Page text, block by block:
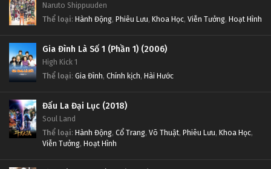
Naruto Shippuuden
Thể loại: Hành Động, Phiêu Lưu, Khoa Học, Viễn Tưởng, Hoạt Hình
Gia Đình Là Số 1 (Phần 1) (2006)
High Kick 1
Thể loại: Gia Đình, Chính kịch, Hài Hước
Đấu La Đại Lục (2018)
Soul Land
Thể loại: Hành Động, Cổ Trang, Võ Thuật, Phiêu Lưu, Khoa Học,
Viễn Tưởng, Hoạt Hình